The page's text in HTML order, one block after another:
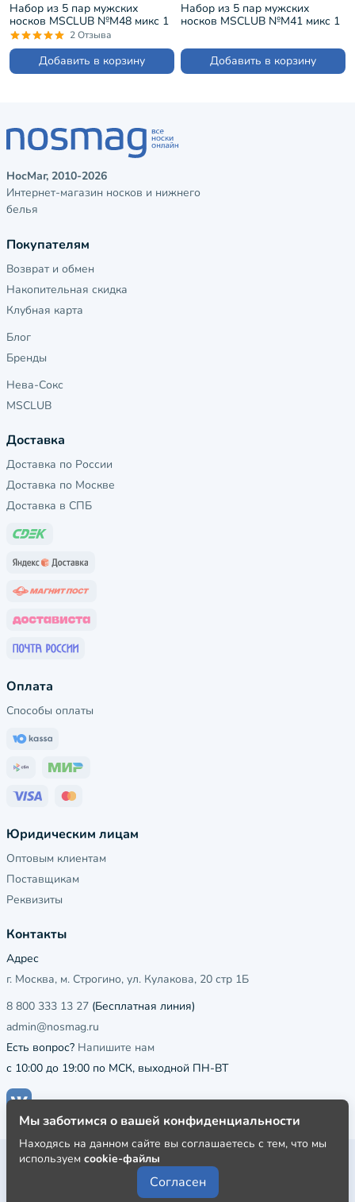
Набор из 5 пар мужских
носков MSCLUB №М48 микс 1
(ВИ5-НМ48)2 Отзыва
Добавить в корзину
Набор из 5 пар мужских
носков MSCLUB №М41 микс 1
Добавить в корзину
НосМаг, 2010-2026
Интернет-магазин носков и нижнего
белья
Покупателям
Возврат и обмен
Накопительная скидка
Клубная карта
Блог
Бренды
Нева-Сокс
MSCLUB
Доставка
Доставка по России
Доставка по Москве
Доставка в СПБ
Оплата
Способы оплаты
Юридическим лицам
Оптовым клиентам
Поставщикам
Реквизиты
Контакты
Адрес
г. Москва, м. Строгино, ул. Кулакова, 20 стр 1Б
8 800 333 13 27 (Бесплатная линия)
admin@nosmag.ru
Есть вопрос? Напишите нам
с 10:00 до 19:00 по МСК, выходной ПН-ВТ
Публичная оферта
Пользовательское соглашение
Мы заботимся о вашей конфиденциальности
Находясь на данном сайте вы соглашаетесь с тем, что мы
используем cookie-файлы
Согласен